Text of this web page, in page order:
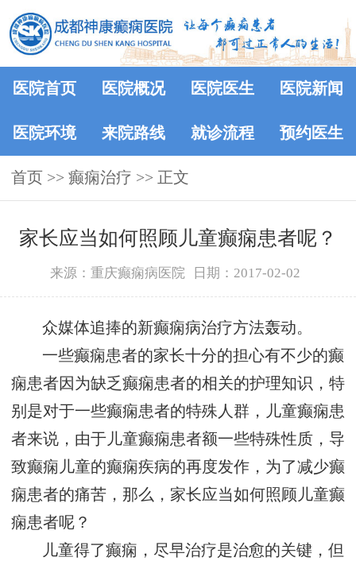
医院首页 医院概况 医院医生 医院新闻
医院环境 来院路线 就诊流程 预约医生
首页 >> 癫痫治疗 >> 正文
家长应当如何照顾儿童癫痫患者呢？
来源：重庆癫痫病医院 日期：2017-02-02
众媒体追捧的新癫痫病治疗方法轰动。
一些癫痫患者的家长十分的担心有不少的癫
痫患者因为缺乏癫痫患者的相关的护理知识，特
别是对于一些癫痫患者的特殊人群，儿童癫痫患
者来说，由于儿童癫痫患者额一些特殊性质，导
致癫痫儿童的癫痫疾病的再度发作，为了减少癫
痫患者的痛苦，那么，家长应当如何照顾儿童癫
痫患者呢？
儿童得了癫痫，尽早治疗是治愈的关键，但